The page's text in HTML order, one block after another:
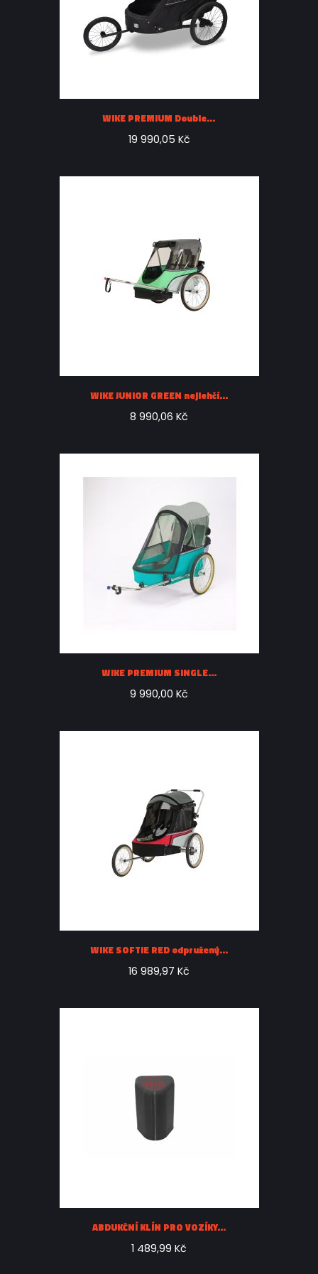
WIKE PREMIUM Double...
19 990,05 Kč
WIKE JUNIOR GREEN nejlehčí...
8 990,06 Kč
WIKE PREMIUM SINGLE...
9 990,00 Kč
WIKE SOFTIE RED odpružený...
16 989,97 Kč
ABDUKČNÍ KLÍN PRO VOZÍKY...
1 489,99 Kč